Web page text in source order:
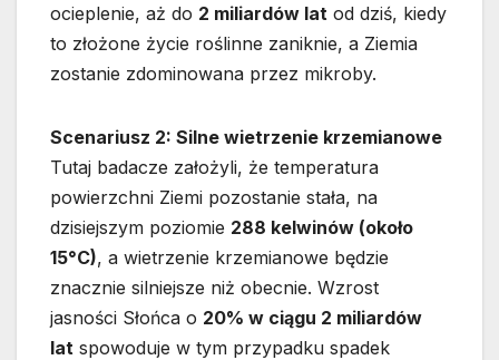
ocieplenie, aż do 2 miliardów lat od dziś, kiedy
to złożone życie roślinne zaniknie, a Ziemia
zostanie zdominowana przez mikroby.
Scenariusz 2: Silne wietrzenie krzemianowe
Tutaj badacze założyli, że temperatura
powierzchni Ziemi pozostanie stała, na
dzisiejszym poziomie 288 kelwinów (około
15°C), a wietrzenie krzemianowe będzie
znacznie silniejsze niż obecnie. Wzrost
jasności Słońca o 20% w ciągu 2 miliardów
lat spowoduje w tym przypadku spadek